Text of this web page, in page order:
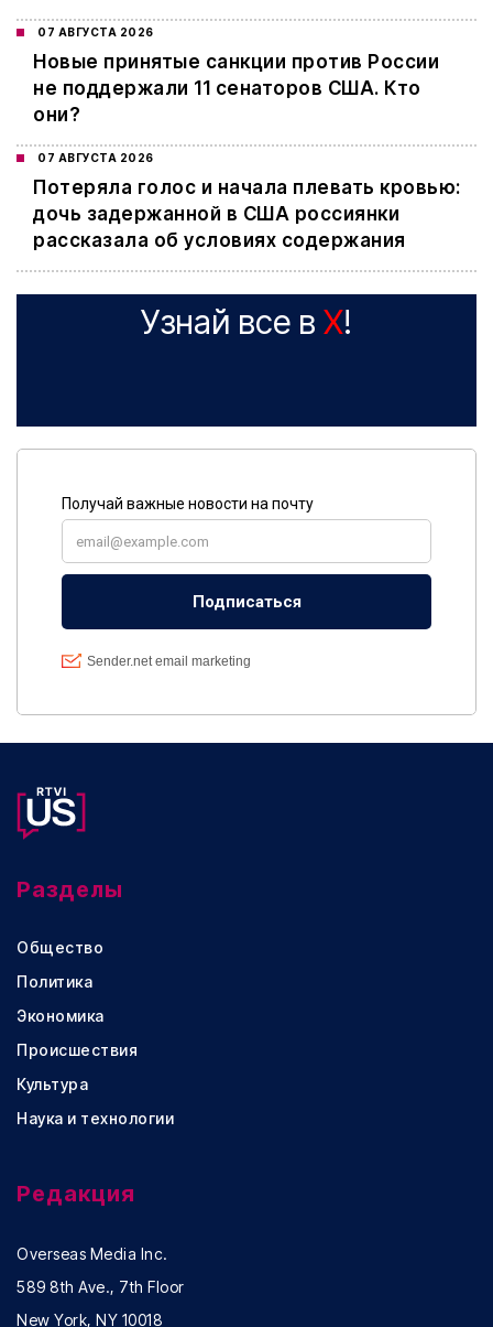
07 АВГУСТА 2026
Новые принятые санкции против России
не поддержали 11 сенаторов США. Кто
они?
07 АВГУСТА 2026
Потеряла голос и начала плевать кровью:
дочь задержанной в США россиянки
рассказала об условиях содержания
Узнай все в X!
Разделы
Общество
Политика
Экономика
Происшествия
Культура
Наука и технологии
Редакция
Overseas Media Inc.
589 8th Ave., 7th Floor
New York, NY 10018